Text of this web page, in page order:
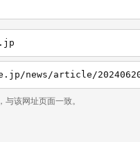
news/article/
该网址页面一致。